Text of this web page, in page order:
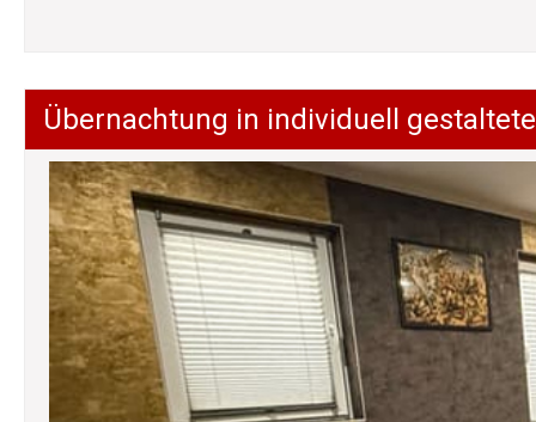
Übernachtung in individuell